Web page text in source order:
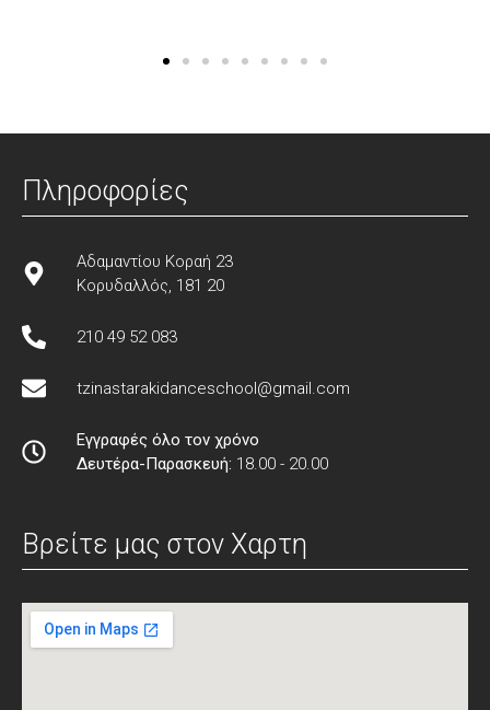
Πληροφορίες
Αδαμαντίου Κοραή 23
Κορυδαλλός, 181 20
210 49 52 083
tzinastarakidanceschool@gmail.com
Εγγραφές όλο τον χρόνο
Δευτέρα-Παρασκευή: 18.00 - 20.00
Βρείτε μας στον Xαρτη